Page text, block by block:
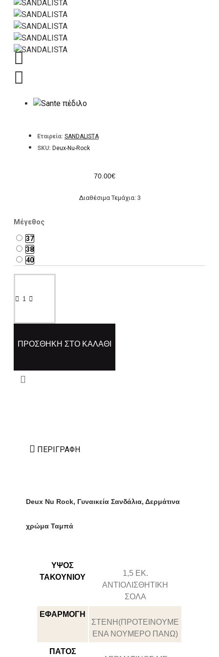
Εταιρεία: SANDALISTA
SKU: Deux-Nu-Rock
70.00€
Διαθέσιμα Τεμάχια: 3
Μέγεθος
37
38
40
ΠΡΟΣΘΉΚΗ ΣΤΟ ΚΑΛΆΘΙ
ΠΕΡΙΓΡΑΦΉ
Deux Nu Rock, Γυναικεία Σανδάλια, Δερμάτινα
χρώμα Ταμπά
ΥΨΟΣ
ΤΑΚΟΥΝΙΟΥ
1,5 ΕΚ.
ΑΝΤΙΟΛΙΣΘΗΤΙΚΗ
ΣΟΛΑ
ΕΦΑΡΜΟΓΗ
ΣΤΕΝΗ(ΠΡΟΤΕΙΝΟΥΜΕ
ΕΝΑ ΝΟΥΜΕΡΟ ΠΑΝΩ)
ΠΑΤΟΣ